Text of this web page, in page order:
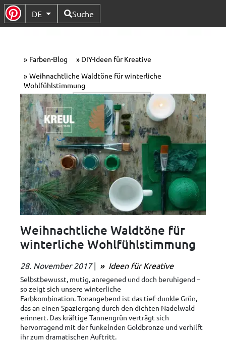
Untermenü Umschalten
DE Verfügbare Sprachen
Suche
Farben-Blog
DIY-Ideen für Kreative
Weihnachtliche Waldtöne für winterliche
Wohlfühlstimmung
Weihnachtliche Waldtöne für
winterliche Wohlfühlstimmung
28. November 2017| Ideen für Kreative
Selbstbewusst, mutig, anregened und doch beruhigend –
so zeigt sich unsere winterliche
Farbkombination. Tonangebend ist das tief-dunkle Grün,
das an einen Spaziergang durch den dichten Nadelwald
erinnert. Das kräftige Tannengrün verträgt sich
hervorragend mit der funkelnden Goldbronze und verhilft
ihr zum dramatischen Auftritt.